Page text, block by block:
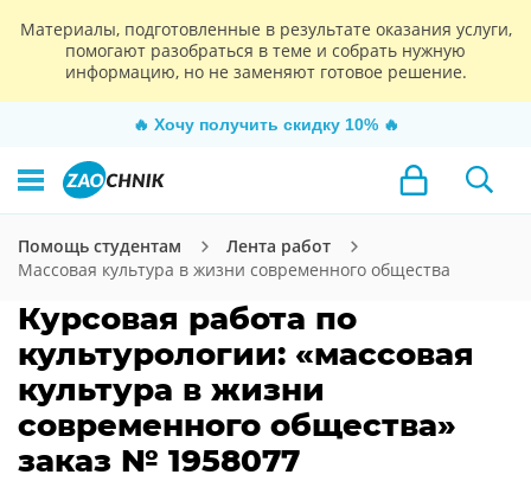
Материалы, подготовленные в результате оказания услуги,
помогают разобраться в теме и собрать нужную
информацию, но не заменяют готовое решение.
🔥 Хочу получить скидку 10% 🔥
Помощь студентам
Лента работ
Массовая культура в жизни современного общества
Курсовая работа по
культурологии: «массовая
культура в жизни
современного общества»
заказ № 1958077